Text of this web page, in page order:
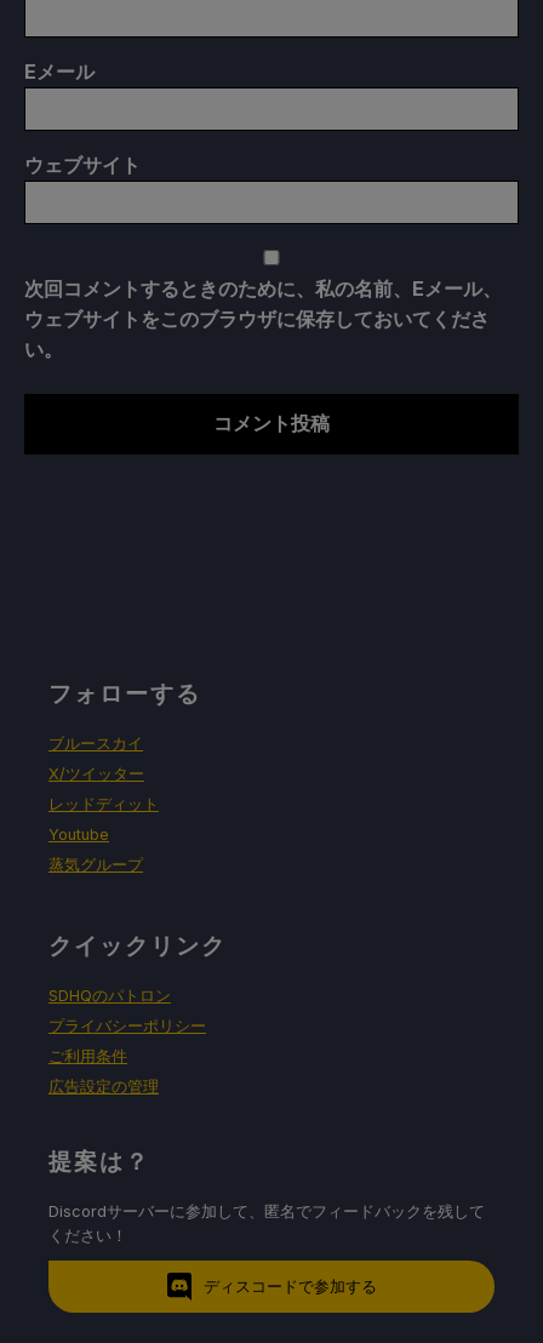
Eメール
ウェブサイト
次回コメントするときのために、私の名前、Eメール、
ウェブサイトをこのブラウザに保存しておいてくださ
い。
フォローする
ブルースカイ
X/ツイッター
レッドディット
Youtube
蒸気グループ
クイックリンク
SDHQのパトロン
プライバシーポリシー
ご利用条件
広告設定の管理
提案は？
Discordサーバーに参加して、匿名でフィードバックを残して
ください！
ディスコードで参加する